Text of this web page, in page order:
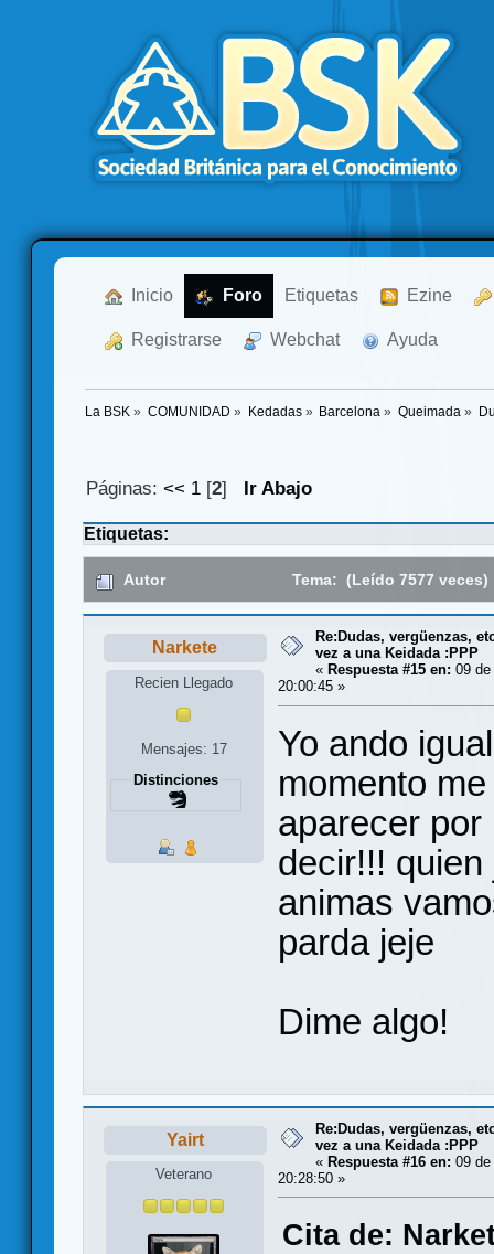
Inicio Foro Etiquetas Ezine
Registrarse Webchat Ayuda
La BSK » COMUNIDAD » Kedadas» Barcelona » Queimada »
Páginas:<< 1 [2] Ir Abajo
Etiquetas:
Autor Tema: (Leído 7577 veces)
Narkete
Recien Llegado
Mensajes: 17
Distinciones
Re:Dudas, vergüenzas,
vez a una Keidada :PPP
« Respuesta #15 en: 09
20:00:45 »
Yo ando
momento
aparecer
decir!!!
animas
parda jeje
Dime algo!
Yairt
Veterano
Re:Dudas, vergüenzas,
vez a una Keidada :PPP
« Respuesta #16 en: 09
20:28:50 »
Cita de: